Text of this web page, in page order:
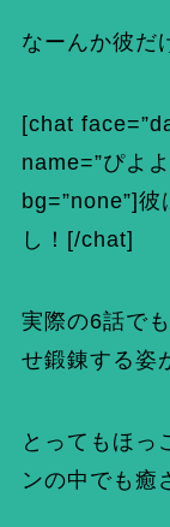
なーんか彼だ
[chat
name=”ぴよ
bg=”none”]
し！[/chat]
実際の6話で
せ鍛錬する姿
とってもほっ
ンの中でも癒